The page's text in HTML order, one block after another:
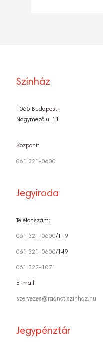
Színház
1065 Budapest,
Nagymező u. 11.
Központ:
061 321-0600
Jegyiroda
Telefonszám:
061 321-0600/119
061 321-0600/149
061 322-1071
E-mail:
szervezes@radnotiszinhaz.hu
Jegypénztár